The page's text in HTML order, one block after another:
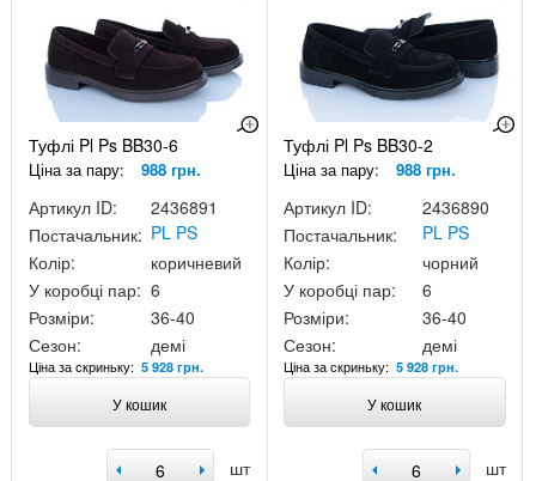
Туфлі Pl Ps BB30-6
Ціна за пару: 988 грн.
Артикул ID:
2436891
Постачальник: PL PS
Колір:
коричневий
У коробці пар: 6
Розміри:
36-40
Сезон:
демі
Ціна за скриньку: 5 928 грн.
У кошик
шт
Туфлі Pl Ps BB30-2
Ціна за пару: 988 грн.
Артикул ID:
2436890
Постачальник:
PL PS
Колір:
чорний
У коробці пар:
6
Розміри:
36-40
Сезон:
демі
Ціна за скриньку:5 928 грн.
У кошик
шт